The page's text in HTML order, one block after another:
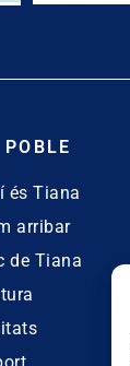
POBLE
és Tiana
arribar
de Tiana